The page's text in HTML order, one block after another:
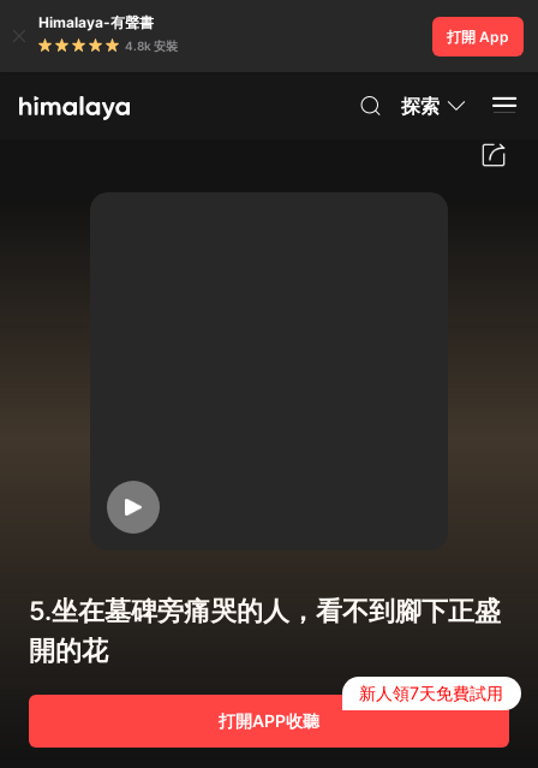
Himalaya-有聲書
4.8k 安裝
打開 App
探索
5.坐在墓碑旁痛哭的人，看不到腳下正盛
開的花
打開APP收聽
新人領7天免費試用